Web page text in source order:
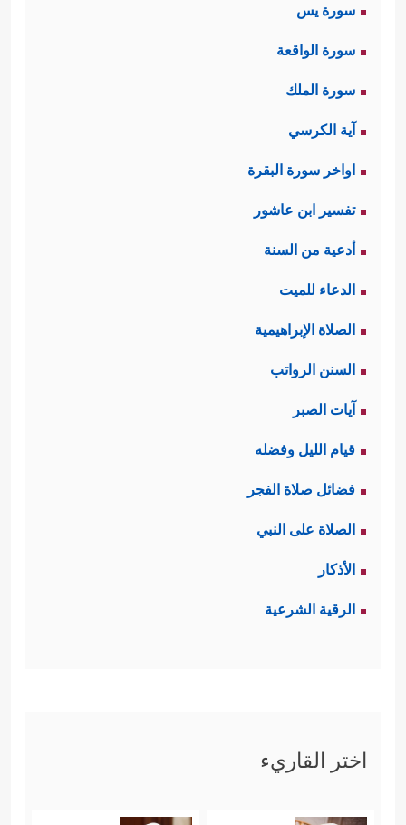
سورة يس
سورة الواقعة
سورة الملك
آية الكرسي
اواخر سورة البقرة
تفسير ابن عاشور
أدعية من السنة
الدعاء للميت
الصلاة الإبراهيمية
السنن الرواتب
آيات الصبر
قيام الليل وفضله
فضائل صلاة الفجر
الصلاة على النبي
الأذكار
الرقية الشرعية
اختر القاريء